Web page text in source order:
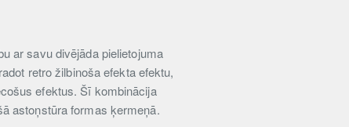
ar savu divējāda pielietojuma
retro žilbinoša efekta efektu,
efektus. Šī kombinācija
astoņstūra formas ķermeņā.